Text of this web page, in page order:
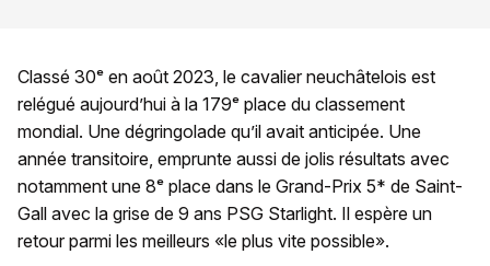
Classé 30ᵉ en août 2023, le cavalier neuchâtelois est
relégué aujourd’hui à la 179ᵉ place du classement
mondial. Une dégringolade qu’il avait anticipée. Une
année transitoire, emprunte aussi de jolis résultats avec
notamment une 8ᵉ place dans le Grand-Prix 5* de Saint-
Gall avec la grise de 9 ans PSG Starlight. Il espère un
retour parmi les meilleurs «le plus vite possible».